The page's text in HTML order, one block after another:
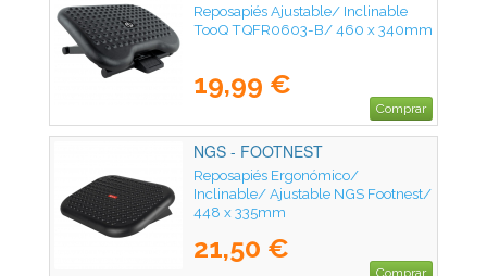
Reposapiés Ajustable/ Inclinable
TooQ TQFR0603-B/ 460 x 340mm
19,99 €
Comprar
NGS - FOOTNEST
Reposapiés Ergonómico/
Inclinable/ Ajustable NGS Footnest/
448 x 335mm
21,50 €
Comprar